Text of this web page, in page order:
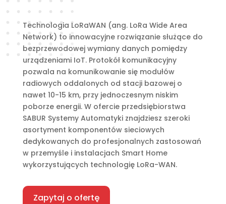
Technologia LoRaWAN (ang. LoRa Wide Area
Network) to innowacyjne rozwiązanie służące do
bezprzewodowej wymiany danych pomiędzy
urządzeniami IoT. Protokół komunikacyjny
pozwala na komunikowanie się modułów
radiowych oddalonych od stacji bazowej o
nawet 10-15 km, przy jednoczesnym niskim
poborze energii. W ofercie przedsiębiorstwa
SABUR Systemy Automatyki znajdziesz szeroki
asortyment komponentów sieciowych
dedykowanych do profesjonalnych zastosowań
w przemyśle i instalacjach Smart Home
wykorzystujących technologię LoRa-WAN.
Zapytaj o ofertę